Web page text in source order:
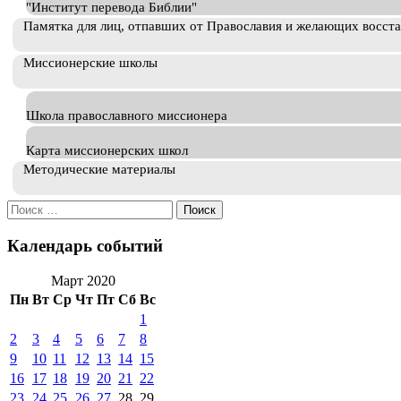
"Институт перевода Библии"
Памятка для лиц, отпавших от Православия и желающих
Миссионерские школы
Школа православного миссионера
Карта миссионерских школ
Методические материалы
Искать:
Календарь событий
Март 2020
Пн Вт Ср Чт Пт Сб Вс
1
2
3 4 5 6 7
8
9
10 11 12 13 14 15
16 17 18 19 20 21
22
23 24 25 26 27 28 29